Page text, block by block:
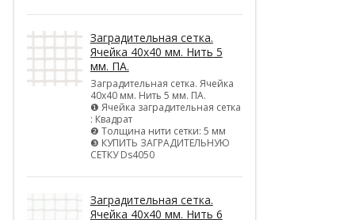
Заградительная сетка.
Ячейка 40х40 мм. Нить 5
мм. ПА.
Заградительная сетка. Ячейка
40х40 мм. Нить 5 мм. ПА.
❶ Ячейка заградительная сетка
: Квадрат
❷ Толщина нити сетки: 5 мм
❸ КУПИТЬ ЗАГРАДИТЕЛЬНУЮ
СЕТКУ Ds4050
Заградительная сетка.
Ячейка 40х40 мм. Нить 6